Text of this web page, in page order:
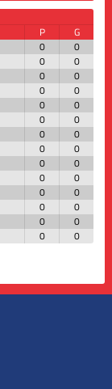
P
G
0
0
0
0
0
0
0
0
0
0
0
0
0
0
0
0
0
0
0
0
0
0
0
0
0
0
0 0